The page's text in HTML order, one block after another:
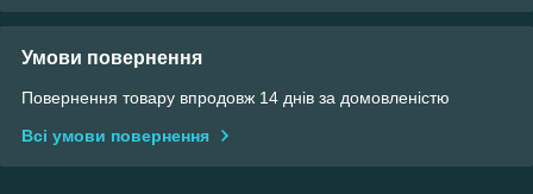
Умови повернення
Повернення товару впродовж 14 днів за домовленістю
Всі умови повернення